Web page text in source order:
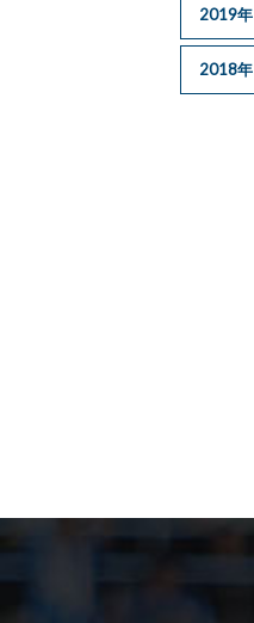
2019年
2018年